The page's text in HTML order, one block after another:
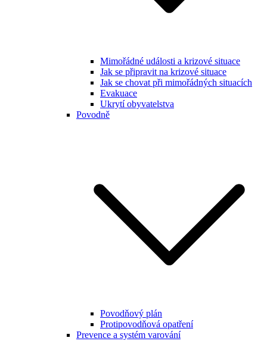
Mimořádné události a krizové situace
Jak se připravit na krizové situace
Jak se chovat při mimořádných situacích
Evakuace
Ukrytí obyvatelstva
Povodně
Povodňový plán
Protipovodňová opatření
Prevence a systém varování